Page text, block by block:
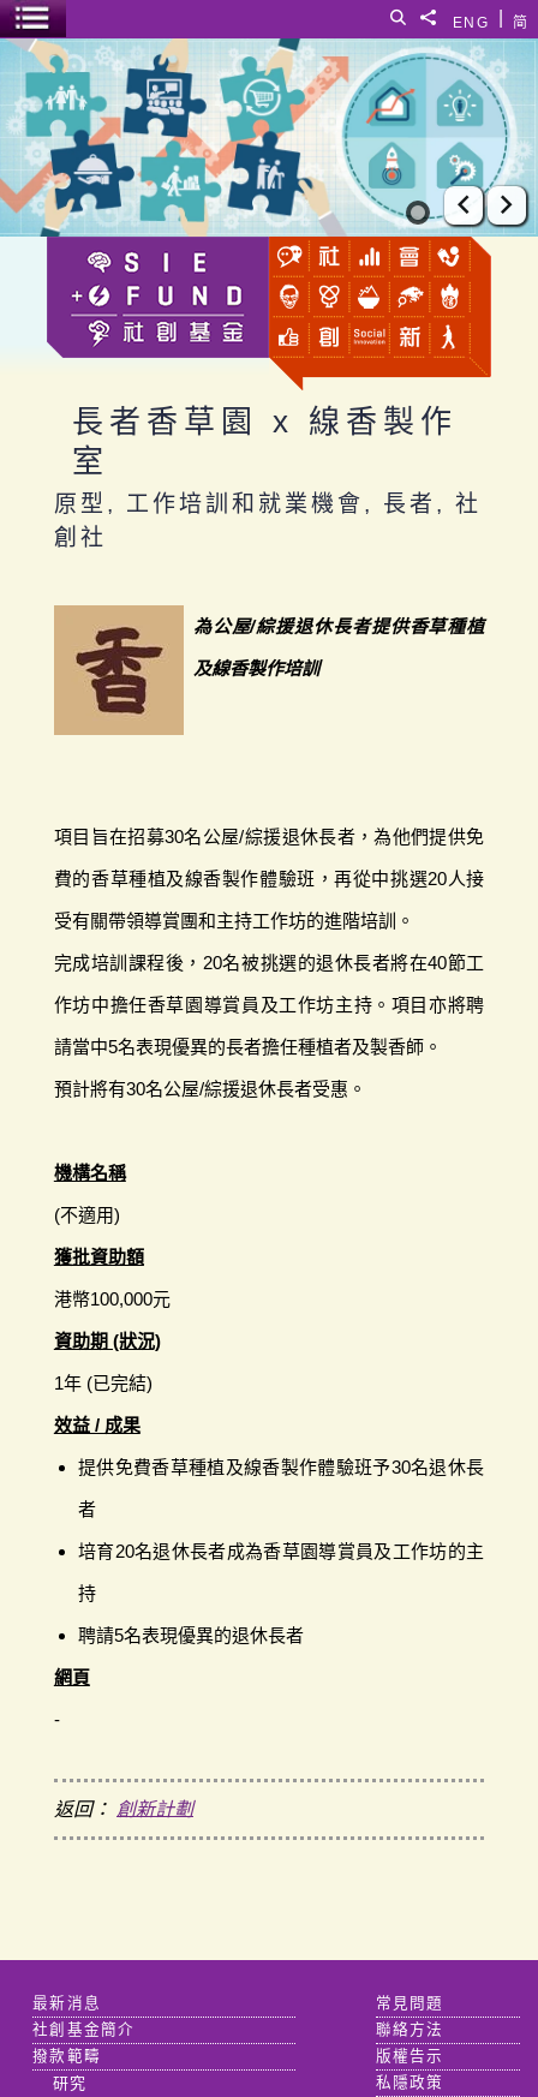
简
ENG
分享給
搜尋
選單開關
長者香草園 x 線香製作室
上一張
下
長者香草園 x 線香製作
室
原型, 工作培訓和就業機會, 長者, 社
創社
為公屋/綜援退休長者提供香草種植
及線香製作培訓
項目旨在招募30名公屋/綜援退休長者，為他們提供免
費的香草種植及線香製作體驗班，再從中挑選20人接
受有關帶領導賞團和主持工作坊的進階培訓。
完成培訓課程後，20名被挑選的退休長者將在40節工
作坊中擔任香草園導賞員及工作坊主持。項目亦將聘
請當中5名表現優異的長者擔任種植者及製香師。
預計將有30名公屋/綜援退休長者受惠。
機構名稱
(不適用)
獲批資助額
港幣100,000元
資助期 (狀況)
1年 (已完結)
效益 / 成果
提供免費香草種植及線香製作體驗班予30名退休長
者
培育20名退休長者成為香草園導賞員及工作坊的主
持
聘請5名表現優異的退休長者
網頁
-
返回： 創新計劃
最新消息
社創基金簡介
撥款範疇
研究
常見問題
聯絡方法
版權告示
私隱政策